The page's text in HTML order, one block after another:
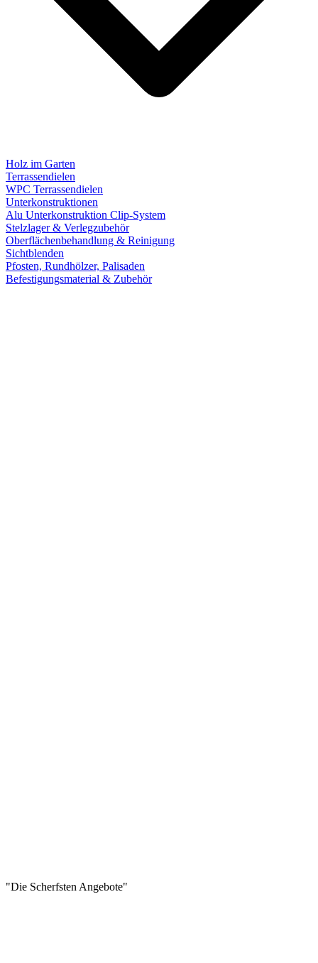
Holz im Garten
Terrassendielen
WPC Terrassendielen
Unterkonstruktionen
Alu Unterkonstruktion Clip-System
Stelzlager & Verlegzubehör
Oberflächenbehandlung & Reinigung
Sichtblenden
Pfosten, Rundhölzer, Palisaden
Befestigungsmaterial & Zubehör
"Die Scherfsten Angebote"